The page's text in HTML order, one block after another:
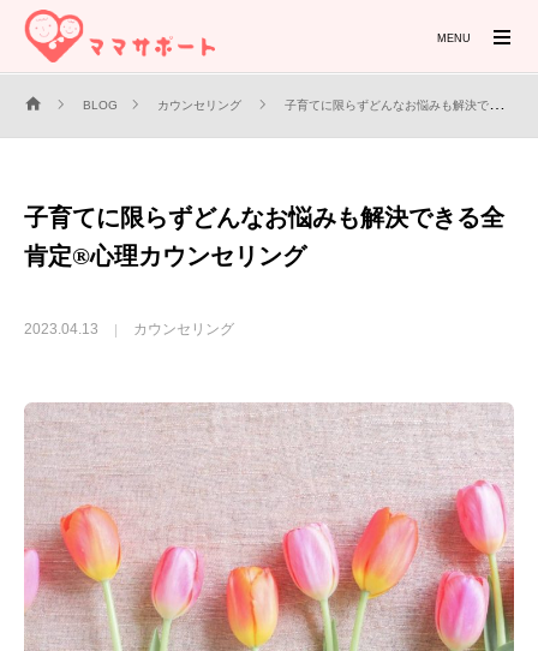
BLOG カウンセリング 子育てに限らずどんなお悩みも解決できる全肯定®心理カウンセリング
子育てに限らずどんなお悩みも解決できる全
肯定®心理カウンセリング
2023.04.13 カウンセリング
MENU